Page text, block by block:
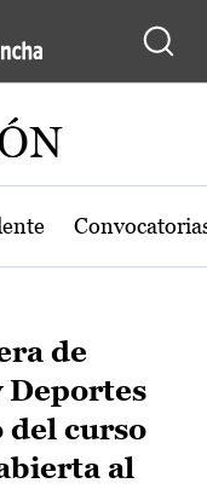
de
Deportes
curso
al